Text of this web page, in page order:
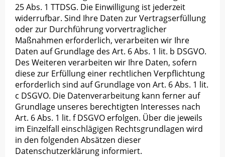
25 Abs. 1 TTDSG. Die Einwilligung ist jederzeit
widerrufbar. Sind Ihre Daten zur Vertragserfüllung
oder zur Durchführung vorvertraglicher
Maßnahmen erforderlich, verarbeiten wir Ihre
Daten auf Grundlage des Art. 6 Abs. 1 lit. b DSGVO.
Des Weiteren verarbeiten wir Ihre Daten, sofern
diese zur Erfüllung einer rechtlichen Verpflichtung
erforderlich sind auf Grundlage von Art. 6 Abs. 1 lit.
c DSGVO. Die Datenverarbeitung kann ferner auf
Grundlage unseres berechtigten Interesses nach
Art. 6 Abs. 1 lit. f DSGVO erfolgen. Über die jeweils
im Einzelfall einschlägigen Rechtsgrundlagen wird
in den folgenden Absätzen dieser
Datenschutzerklärung informiert.